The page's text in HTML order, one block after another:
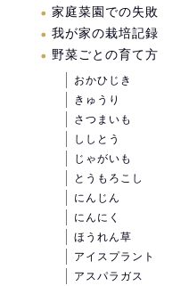
家庭菜園での失敗
我が家の栽培記録
野菜ごとの育て方
おかひじき
きゅうり
さつまいも
ししとう
じゃがいも
とうもろこし
にんじん
にんにく
ほうれん草
アイスプラント
アスパラガス